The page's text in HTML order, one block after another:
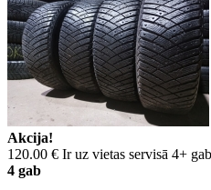
Akcija!
120.00 € Ir uz vietas servisā 4+ gab
4 gab